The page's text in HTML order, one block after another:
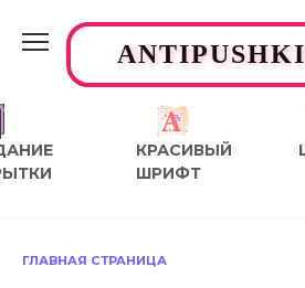
содержанию
КРАСИВЫЙ
ШРИФТ
ГЛАВНАЯ СТРАНИЦА